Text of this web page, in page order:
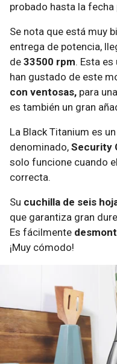
probado hasta la
Se nota que está muy
entrega de potencia,
de 33500 rpm. Esta
han gustado de este
con ventosas, para
es también un gran
La Black Titanium es un
denominado, Security
solo funcione cuando
correcta.
Su cuchilla de seis
que garantiza gran
Es fácilmente
¡Muy cómodo!